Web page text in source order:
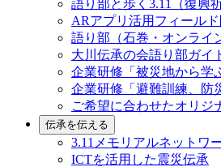
語り部と歩く3.11（復興
ARアプリ活用フィール
語り部（石巻・オンライ
大川伝承の会語り部ガイ
企業研修「被災地から学
企業研修「避難訓練、防
ご希望に合わせたオリジ
伝承を伝える
3.11メモリアルネットワ
ICTを活用した震災伝承